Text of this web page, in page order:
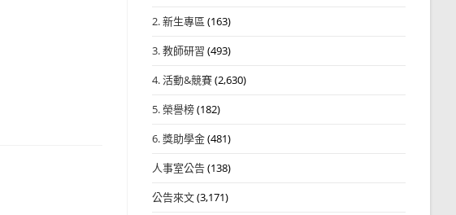
2. 新生專區 (163)
3. 教師研習 (493)
4. 活動&競賽(2,630)
5. 榮譽榜(182)
6. 獎助學金(481)
人事室公告(138)
公告來文(3,171)